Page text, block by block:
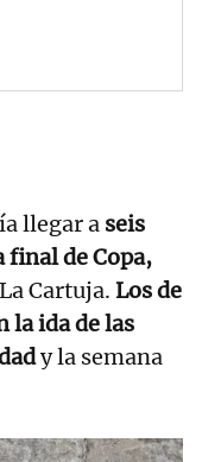
llegar a seis
final de Copa,
Cartuja. Los de
la ida de las
y la semana